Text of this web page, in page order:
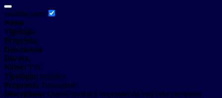
youtube.com
Nome
Tipologia
Proprieta
Descrizione
Durata
Nome: YSC
Tipologia: analitico
Proprieta: Terza-parte
Descrizione: Questo cookie è impostato da YouTube per tenere